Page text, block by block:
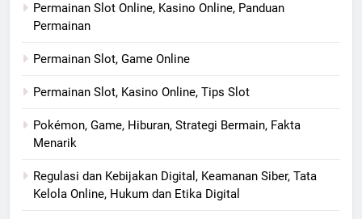
Permainan Slot Online, Kasino Online, Panduan
Permainan
Permainan Slot, Game Online
Permainan Slot, Kasino Online, Tips Slot
Pokémon, Game, Hiburan, Strategi Bermain, Fakta
Menarik
Regulasi dan Kebijakan Digital, Keamanan Siber, Tata
Kelola Online, Hukum dan Etika Digital